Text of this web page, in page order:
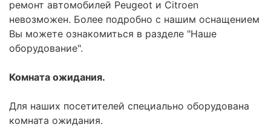
ремонт автомобилей Peugeot и Citroen
невозможен. Более подробно с нашим оснащением
Вы можете ознакомиться в разделе "Наше
оборудование".
Комната ожидания.
Для наших посетителей специально оборудована
комната ожидания.